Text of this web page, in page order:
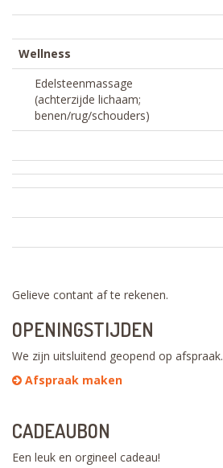
Wellness
Edelsteenmassage
(achterzijde lichaam;
benen/rug/schouders)
Gelieve contant af te rekenen.
OPENINGSTIJDEN
We zijn uitsluitend geopend op afspraak.
Afspraak maken
CADEAUBON
Een leuk en orgineel cadeau!